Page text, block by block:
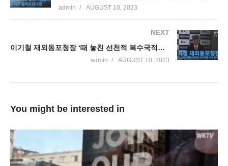
admin AUGUST 10, 2023
NEXT
이기철 재외동포청장 ‘때 놓친 선천적 복수국적자 국적이탈 보다 쉽게 할 것’
admin AUGUST 10, 2023
You might be interested in